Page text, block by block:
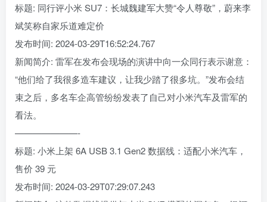
标题: 同行评小米 SU7：长城魏建军大赞“令人尊敬”，蔚来李
斌笑称自家乐道难定价
发布时间: 2024-03-29T16:52:24.767
新闻简介: 雷军在发布会现场的演讲中向一众同行表示谢意：
“他们给了我很多造车建议，让我少踏了很多坑。”发布会结
束之后，多名车企高管纷纷发表了自己对小米汽车及雷军的
看法。
———————-
标题: 小米上架 6A USB 3.1 Gen2 数据线：适配小米汽车，
售价 39 元
发布时间: 2024-03-29T07:29:07.243